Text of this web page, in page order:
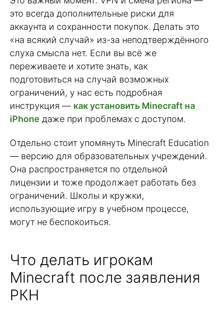
это всегда дополнительные риски для
аккаунта и сохранности покупок. Делать это
«на всякий случай» из-за неподтверждённого
слуха смысла нет. Если вы всё же
переживаете и хотите знать, как
подготовиться на случай возможных
ограничений, у нас есть подробная
инструкция — как установить Minecraft на
iPhone даже при проблемах с доступом.
Отдельно стоит упомянуть Minecraft Education
— версию для образовательных учреждений.
Она распространяется по отдельной
лицензии и тоже продолжает работать без
ограничений. Школы и кружки,
использующие игру в учебном процессе,
могут не беспокоиться.
Что делать игрокам
Minecraft после заявления
РКН